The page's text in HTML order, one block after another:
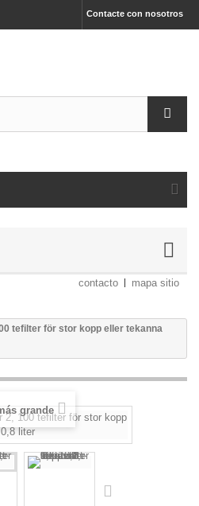
Contacte con nosotros
contacto mapa sitio
tefilter för stor kopp eller tekanna
grande